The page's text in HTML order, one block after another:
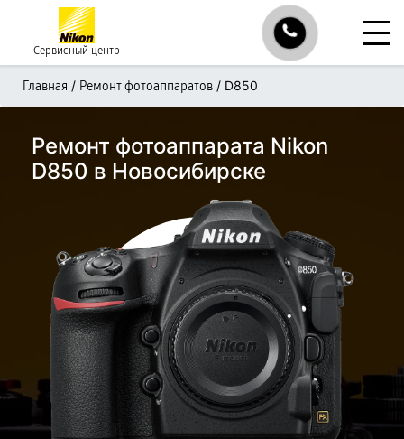
Сервисный центр
Главная / Ремонт фотоаппаратов / D850
Ремонт фотоаппарата Nikon
D850 в Новосибирске